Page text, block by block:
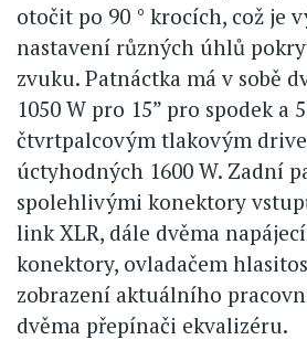
otočit po 90 ° krocích, což je
nastavení různých úhlů
zvuku. Patnáctka má v sobě
1050 W pro 15” pro spodek a
čtvrtpalcovým tlakovým
úctyhodných 1600 W. Zadní
spolehlivými konektory
link XLR, dále dvěma
konektory, ovladačem
zobrazení aktuálního
dvěma přepínači ekvalizéru.